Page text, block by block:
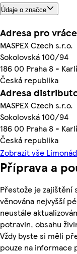
Údaje o značce
Adresa pro
MASPEX Czech s.r.o.
Sokolovská 100/94
186 00 Praha 8 -
Česká republika
Adresa
MASPEX Czech s.r.o.
Sokolovská 100/94
186 00 Praha 8 -
Česká republika
Zobrazit vše
Příprava a
Přestože je
věnována nejvyšší
neustále
potravin, obsahu
Vždy byste si měli
pouze na informace